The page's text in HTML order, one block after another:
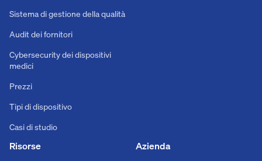
Sistema di gestione della qualità
Audit dei fornitori
Cybersecurity dei dispositivi
medici
Prezzi
Tipi di dispositivo
Casi di studio
Risorse Azienda